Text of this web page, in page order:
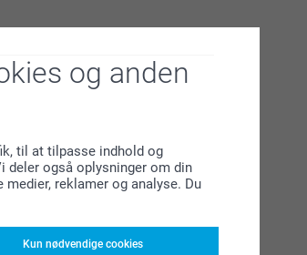
og anden
til at tilpasse indhold og
deler også oplysninger om din
reklamer og analyse. Du
Kun nødvendige cookies
ridser og støv, mens de viser din
model.
designede udskæringer, som giver
Uanset om du søger daglig beskyttelse
samtidig med at enheden fungerer